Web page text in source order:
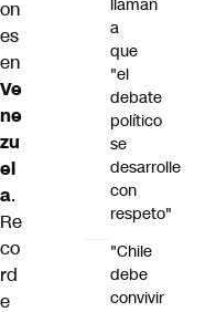
on
es
en
Ve
ne
zu
el
a.
Re
co
rd
e
llaman
a
que
"el
debate
político
se
desarrolle
con
respeto"
"Chile
debe
convivir